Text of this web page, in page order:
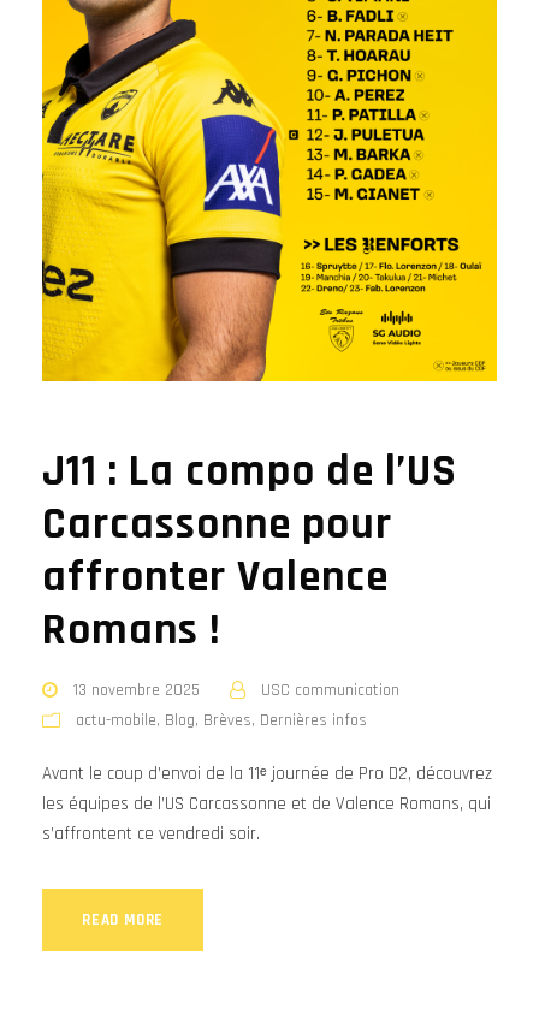
J11 : La compo de l’US
Carcassonne pour
affronter Valence
Romans !
13 novembre 2025
USC communication
actu-mobile, Blog, Brèves, Dernières infos
Avant le coup d’envoi de la 11ᵉ journée de Pro D2, découvrez
les équipes de l’US Carcassonne et de Valence Romans, qui
s’affrontent ce vendredi soir.
READ MORE